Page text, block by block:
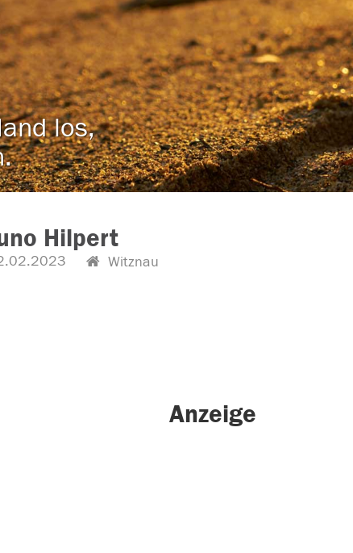
los,
Hilpert
Witznau
Anzeige